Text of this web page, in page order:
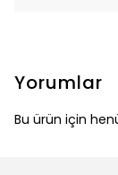
Yorumlar
Bu ürün için